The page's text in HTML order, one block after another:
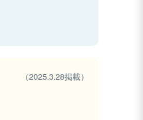
（2025.3.28掲載）